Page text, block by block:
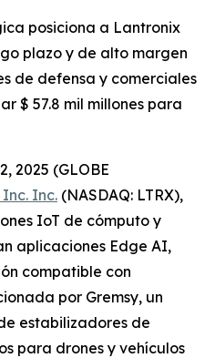
posiciona a Lantronix
plazo y de alto margen
de defensa y comerciales
$ 57.8 mil millones para
2025 (GLOBE
Inc. (NASDAQ: LTRX),
IoT de cómputo y
aplicaciones Edge AI,
compatible con
por Gremsy, un
estabilizadores de
para drones y vehículos